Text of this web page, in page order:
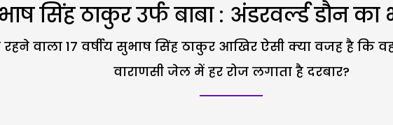
सिंह ठाकुर उर्फ बाबा : अंडरवर्ल्ड डौन
वाला 17 वर्षीय सुभाष सिंह ठाकुर आखिर ऐसी क्या वजह है कि
वाराणसी जेल में हर रोज लगाता है दरबार?